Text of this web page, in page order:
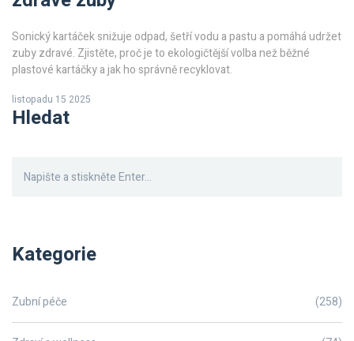
Sonický kartáček snižuje odpad, šetří vodu a pastu a pomáhá udržet
zuby zdravé. Zjistěte, proč je to ekologičtější volba než běžné
plastové kartáčky a jak ho správně recyklovat.
listopadu 15 2025
Hledat
Kategorie
Zubní péče (258)